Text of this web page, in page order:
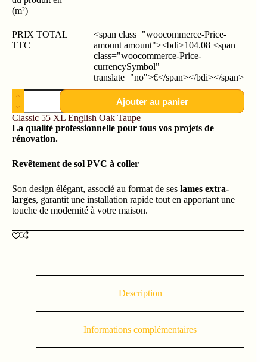
(m²)
PRIX TOTAL
TTC
<span class="woocommerce-Price-
amount amount"><bdi>104.08 <span
class="woocommerce-Price-
currencySymbol"
translate="no">€</span></bdi></span>
Ajouter au panier
Classic 55 XL English Oak Taupe
La qualité professionnelle pour tous vos projets de
rénovation.
Revêtement de sol PVC à coller
Son design élégant, associé au format de ses lames extra-
larges, garantit une installation rapide tout en apportant une
touche de modernité à votre maison.
Description
Informations complémentaires